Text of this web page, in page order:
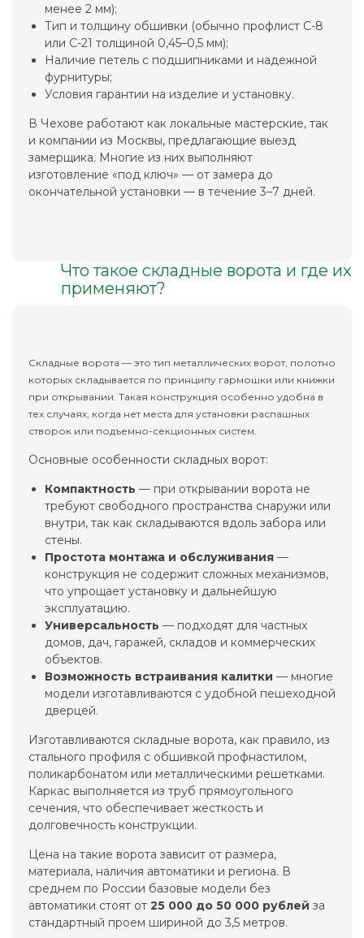
менее 2 мм);
Тип и толщину обшивки (обычно профлист С-8
или С-21 толщиной 0,45–0,5 мм);
Наличие петель с подшипниками и надежной
фурнитуры;
Условия гарантии на изделие и установку.
В Чехове работают как локальные мастерские, так
и компании из Москвы, предлагающие выезд
замерщика. Многие из них выполняют
изготовление «под ключ» — от замера до
окончательной установки — в течение 3–7 дней.
Что такое складные ворота и где их
применяют?
Складные ворота — это тип металлических ворот, полотно
которых складывается по принципу гармошки или книжки
при открывании. Такая конструкция особенно удобна в
тех случаях, когда нет места для установки распашных
створок или подъемно-секционных систем.
Основные особенности складных ворот:
Компактность — при открывании ворота не
требуют свободного пространства снаружи или
внутри, так как складываются вдоль забора или
стены.
Простота монтажа и обслуживания —
конструкция не содержит сложных механизмов,
что упрощает установку и дальнейшую
эксплуатацию.
Универсальность — подходят для частных
домов, дач, гаражей, складов и коммерческих
объектов.
Возможность встраивания калитки — многие
модели изготавливаются с удобной пешеходной
дверцей.
Изготавливаются складные ворота, как правило, из
стального профиля с обшивкой профнастилом,
поликарбонатом или металлическими решетками.
Каркас выполняется из труб прямоугольного
сечения, что обеспечивает жесткость и
долговечность конструкции.
Цена на такие ворота зависит от размера,
материала, наличия автоматики и региона. В
среднем по России базовые модели без
автоматики стоят от 25 000 до 50 000 рублей за
стандартный проем шириной до 3,5 метров.